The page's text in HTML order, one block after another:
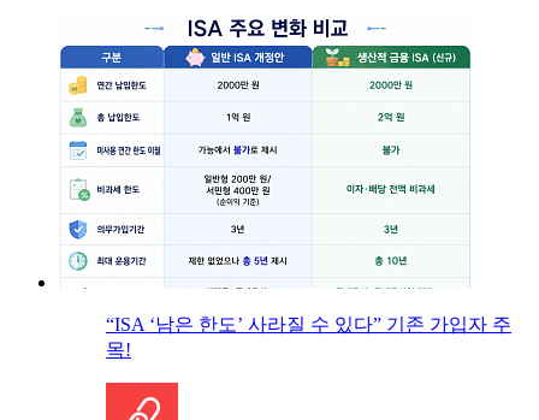
“ISA ‘남은 한도’ 사라질 수 있다” 기존 가입자 주
목!